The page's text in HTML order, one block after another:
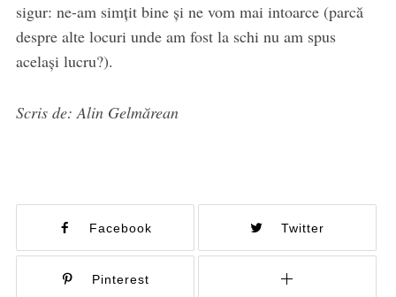
sigur: ne-am simţit bine şi ne vom mai intoarce (parcă
despre alte locuri unde am fost la schi nu am spus
acelaşi lucru?).
Scris de: Alin Gelmărean
Facebook Twitter
Pinterest